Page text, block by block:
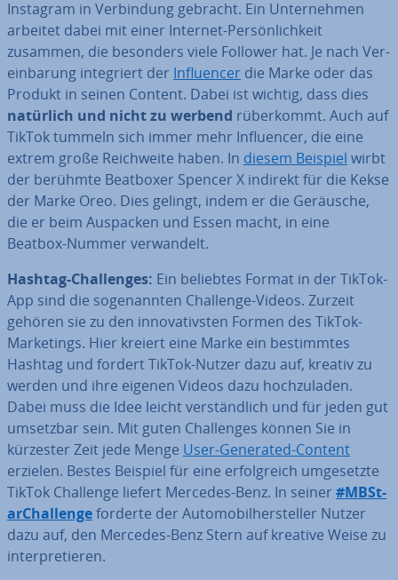
Instagram in Ver­bin­dung gebracht. Ein Un­ter­neh­men
arbeitet dabei mit einer Internet-Per­sön­lich­keit
zusammen, die besonders viele Follower hat. Je nach Ver­
ein­ba­rung in­te­griert der In­fluen­cer die Marke oder das
Produkt in seinen Content. Dabei ist wichtig, dass dies
natürlich und nicht zu werbend rü­ber­kommt. Auch auf
TikTok tummeln sich immer mehr In­fluen­cer, die eine
extrem große Reich­wei­te haben. In diesem Beispiel wirbt
der berühmte Beatboxer Spencer X indirekt für die Kekse
der Marke Oreo. Dies gelingt, indem er die Geräusche,
die er beim Auspacken und Essen macht, in eine
Beatbox-Nummer ver­wan­delt.
Hashtag-Chal­lenges: Ein beliebtes Format in der TikTok-
App sind die so­ge­nann­ten Challenge-Videos. Zurzeit
gehören sie zu den in­no­va­tivs­ten Formen des TikTok-
Mar­ke­tings. Hier kreiert eine Marke ein be­stimm­tes
Hashtag und fordert TikTok-Nutzer dazu auf, kreativ zu
werden und ihre eigenen Videos dazu hoch­zu­la­den.
Dabei muss die Idee leicht ver­ständ­lich und für jeden gut
umsetzbar sein. Mit guten Chal­lenges können Sie in
kürzester Zeit jede Menge User-Generated-Content
erzielen. Bestes Beispiel für eine er­folg­reich um­ge­setz­te
TikTok Challenge liefert Mercedes-Benz. In seiner #MB­St­
ar­Chall­engeforderte der Au­to­mo­bil­her­stel­ler Nutzer
dazu auf, den Mercedes-Benz Stern auf kreative Weise zu
in­ter­pre­tie­ren.